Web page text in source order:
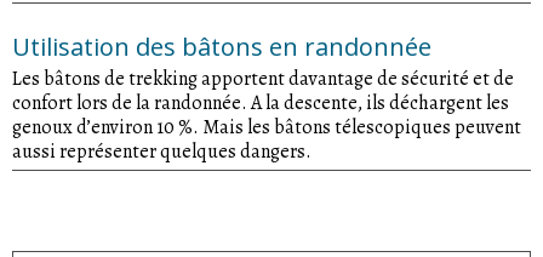
Utilisation des bâtons en randonnée
Les bâtons de trekking apportent davantage de sécurité et de
confort lors de la randonnée. A la descente, ils déchargent les
genoux d’environ 10 %. Mais les bâtons télescopiques peuvent
aussi représenter quelques dangers.